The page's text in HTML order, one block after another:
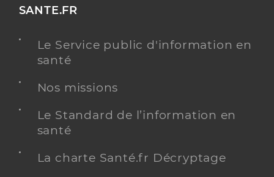
SANTE.FR
Le Service public d'information en
santé
Nos missions
Le Standard de l’information en
santé
La charte Santé.fr Décryptage